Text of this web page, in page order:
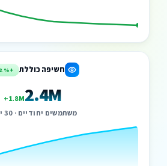
חשיפה כוללת +312%
2.4M
+1.8M
משתמשים יחודיים · 30 ימים